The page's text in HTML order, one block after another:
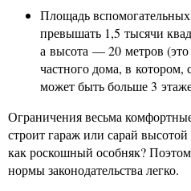
Площадь
превышать 1,5 тысячи
а высота — 20 метров (это
частного дома, в котором,
может быть больше 3
Ограничения весьма
строит гараж или сарай
как роскошный особняк?
нормы законодательства легко.